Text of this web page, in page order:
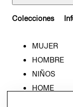
Colecciones
MUJER
HOMBRE
NIÑOS
HOME